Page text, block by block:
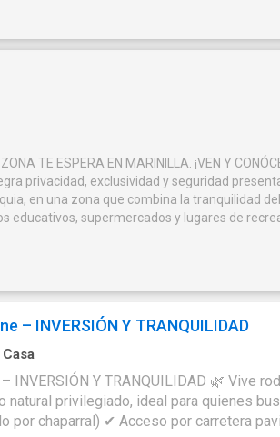
frescos y funcionales que ofrecen confort,
importantes de Colombia.
esta compuesto por 6 lotes de aproximadamente 3.333 m2 cada uno, ubicados de manera
combina la tranquilidad del campo con la cercanía y
– INVERSIÓN Y TRANQUILIDAD
Casa
y aire puro, sin alejarte de la ciudad. Esta hermosa finca ubicada en la vereda El Colorado
ideal para quienes buscan calidad de vida o una
✔ Acceso por carretera